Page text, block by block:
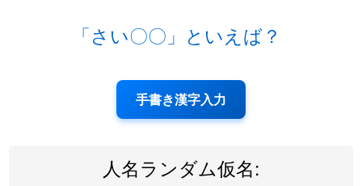
「さい〇〇」といえば？
手書き漢字入力
人名ランダム仮名: